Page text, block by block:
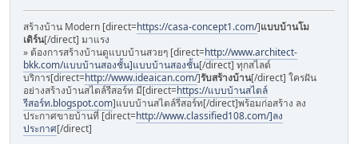
สร้างบ้าน Modern [direct=https://casa-concept1.com/]แบบบ้านโม
เดิร์น[/direct] มาแรง
» ต้องการสร้างบ้านดูแบบบ้านสวยๆ [direct=http://www.architect-
bkk.com/แบบบ้านสองชั้น]แบบบ้านสองชั้น[/direct] ทุกสไลต์
บริการ[direct=http://www.ideaican.com/]รับสร้างบ้าน[/direct] ใครฝัน
อย่างสร้างบ้านสไตล์รีสอร์ท มี[direct=https://แบบบ้านสไตล์
รีสอร์ท.blogspot.com]แบบบ้านสไตล์รีสอร์ท[/direct]พร้อมก่อสร้าง ลง
ประกาศขายบ้านที่ [direct=http://www.classified108.com/]ลง
ประกาศ[/direct]